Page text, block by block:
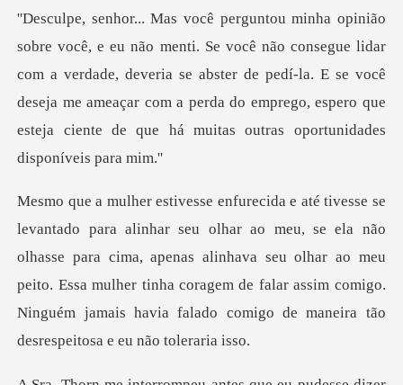
nsegue lidar
com a verdade, deveria se abster de pedí-la. E se você
deseja me ameaçar com a perda
ela não
olhasse para cima, apenas alinhava seu olhar ao meu
peito. Essa mulher tinha coragem de falar